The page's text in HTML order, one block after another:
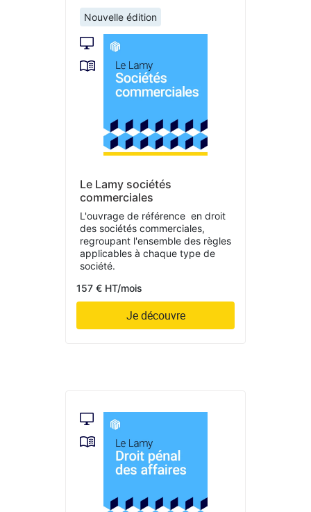
Nouvelle édition
Le Lamy sociétés
commerciales
L'ouvrage de référence en droit
des sociétés commerciales,
regroupant l'ensemble des règles
applicables à chaque type de
société.
157 € HT/mois
Je découvre